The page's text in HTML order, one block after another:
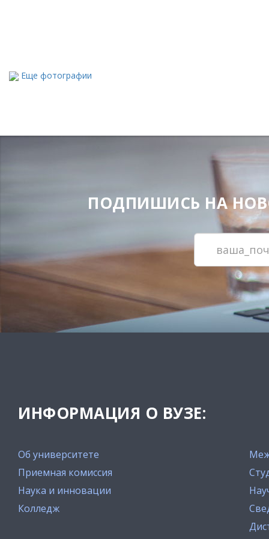
Еще фотографии
ПОДПИШИСЬ НА
ИНФОРМАЦИЯ О ВУЗЕ:
Об университете
Приемная комиссия
Наука и инновации
Колледж